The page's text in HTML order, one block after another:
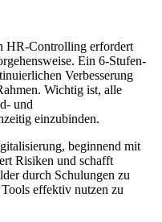
HR-Controlling erfordert
Ein 6-Stufen-
Verbesserung
Wichtig ist, alle
und
einzubinden.
beginnend mit
Risiken und schafft
durch Schulungen zu
effektiv nutzen zu